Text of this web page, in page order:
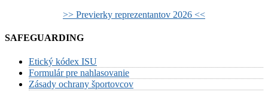
>> Previerky reprezentantov 2026 <<
SAFEGUARDING
Etický kódex ISU
Formulár pre nahlasovanie
Zásady ochrany športovcov